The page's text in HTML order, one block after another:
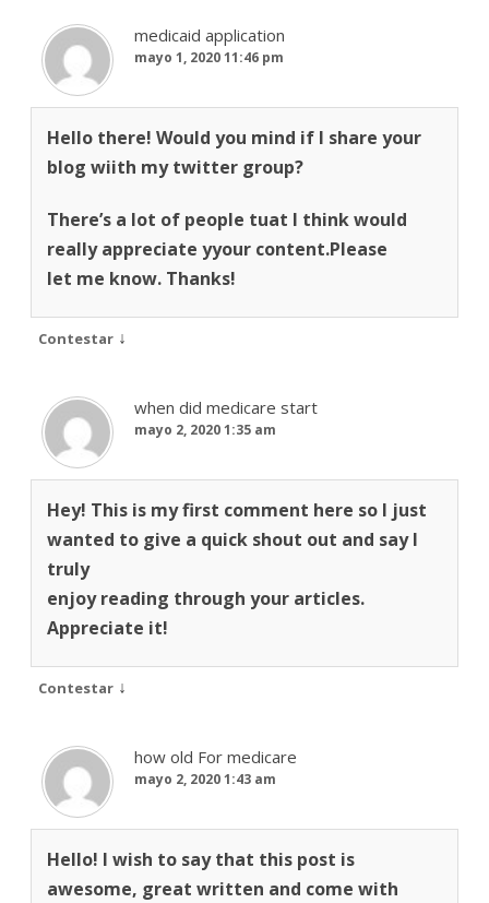
medicaid application
mayo 1, 2020 11:46 pm
Hello there! Would you mind if I share your
blog wiith my twitter group?
There’s a lot of people tuat I think would
really appreciate yyour content.Please
let me know. Thanks!
Contestar ↓
when did medicare start
mayo 2, 2020 1:35 am
Hey! This is my first comment here so I just
wanted to give a quick shout out and say I
truly
enjoy reading through your articles.
Appreciate it!
Contestar ↓
how old For medicare
mayo 2, 2020 1:43 am
Hello! I wish to say that this post is
awesome, great written and come with